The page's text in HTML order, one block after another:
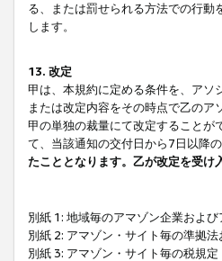
る、または罰せられる方法での行
します。
13. 改定
甲は、本規約に定める条件を、アソ
または改定内容をその時点で乙の
甲の単独の裁量にて改定することが
て、当該通知の交付日から7日以降の
たこととなります。乙が改定を受け
別紙 1: 地域毎のアマゾン企業および
別紙 2: アマゾン・サイト毎の準拠
別紙 3: アマゾン・サイト毎の税規定